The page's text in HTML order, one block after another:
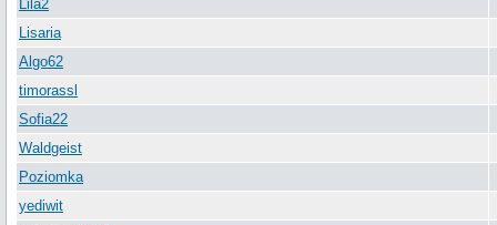
Lila2
Lisaria
Algo62
timorassl
Sofia22
Waldgeist
Poziomka
yediwit